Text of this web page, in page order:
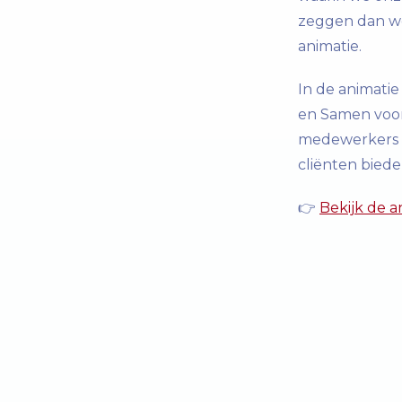
zeggen dan
animatie.
In de
en Samen
cliënten
👉 Bekijk de